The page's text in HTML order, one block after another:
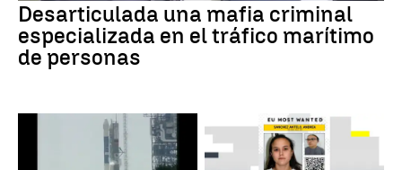
Desarticulada una mafia criminal
especializada en el tráfico marítimo
de personas